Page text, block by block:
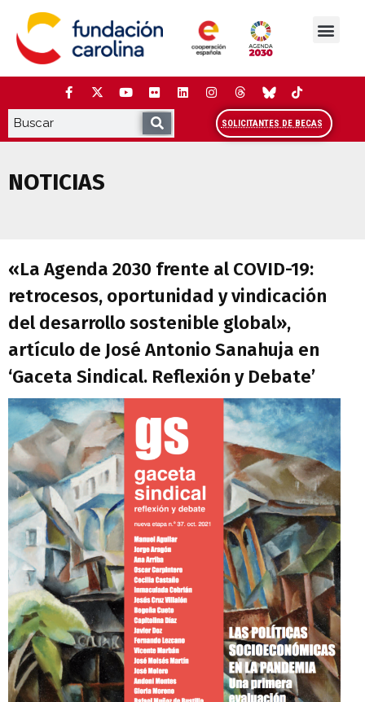
contenido
SOLICITANTES DE BECAS
NOTICIAS
«La Agenda 2030 frente al COVID-19:
retrocesos, oportunidad y vindicación
del desarrollo sostenible global»,
artículo de José Antonio Sanahuja en
‘Gaceta Sindical. Reflexión y Debate’